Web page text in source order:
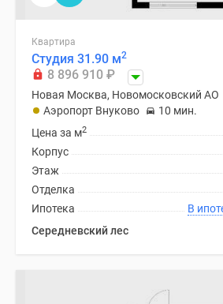
Квартира
Студия 31.90 м2
8 896 910 ₽
Новая Москва, Новомосковский АО
Аэропорт Внуково
10 мин.
Цена за м2
Корпус
Этаж
Отделка
Ипотека
Середневский лес